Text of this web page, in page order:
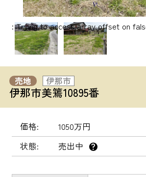
: Trying to access array offset on
売地 伊那市
伊那市美篶10895番
価格
1050万円
状態
売出中 ？